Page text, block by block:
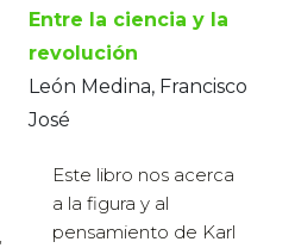
Entre la ciencia y la
revolución
León Medina, Francisco
José
Este libro nos acerca
a la figura y al
pensamiento de Karl